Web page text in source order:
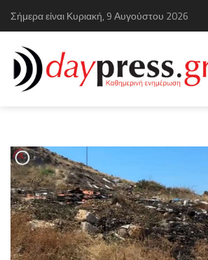
Σήμερα είναι Κυριακή, 9 Αυγούστου 2026